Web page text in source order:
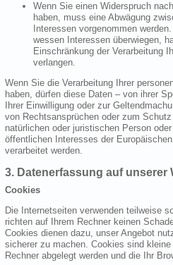
Wenn Sie einen Widerspruch
haben, muss eine Abwägung
Interessen vorgenommen
wessen Interessen überwiegen,
Einschränkung der Verarbeitung
verlangen.
Wenn Sie die Verarbeitung Ihrer
haben, dürfen diese Daten – von ihrer
Ihrer Einwilligung oder zur
von Rechtsansprüchen oder zum
natürlichen oder juristischen Person
öffentlichen Interesses der
verarbeitet werden.
3. Datenerfassung auf unserer
Cookies
Die Internetseiten verwenden teilweise
richten auf Ihrem Rechner keinen
Cookies dienen dazu, unser Angebot
sicherer zu machen. Cookies sind
Rechner abgelegt werden und die Ihr